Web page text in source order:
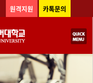
원격지원 카톡문의